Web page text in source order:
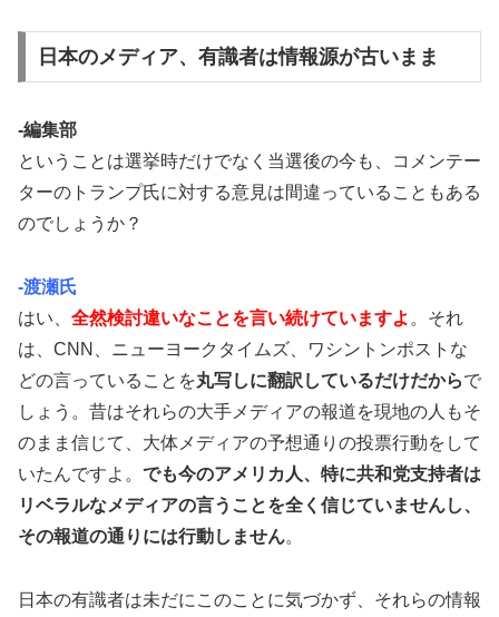
日本のメディア、有識者は情報源が古いまま
-編集部
ということは選挙時だけでなく当選後の今も、コメンテー
ターのトランプ氏に対する意見は間違っていることもある
のでしょうか？
-渡瀬氏
はい、 全然検討違いなことを言い続けていますよ 。それ
は、CNN、ニューヨークタイムズ、ワシントンポストな
どの言っていることを丸写しに翻訳しているだけだからで
しょう。昔はそれらの大手メディアの報道を現地の人もそ
のまま信じて、大体メディアの予想通りの投票行動をして
いたんですよ。 でも今のアメリカ人、特に共和党支持者は
リベラルなメディアの言うことを全く信じていませんし、
その報道の通りには行動しません。
日本の有識者は未だにこのことに気づかず、それらの情報